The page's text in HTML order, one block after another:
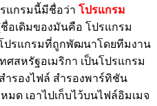
แกรมนี้มีชื่อว่า โปรแกรม
อเดิมของมันคือ โปรแกรม
โปรแกรมที่ถูกพัฒนาโดยทีมงาน
ศสหรัฐอเมริกา เป็นโปรแกรม
ำรองไฟล์ สำรองพาร์ทิชัน
มด เอาไปเก็บไว้บนไฟล์อิมเมจ